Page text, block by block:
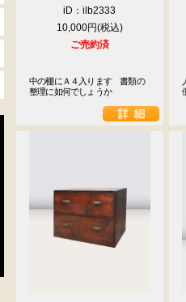
iD：ilb2333
10,000円
ご売約済
中の棚にＡ４入ります　書類の
整理に如何でしょうか